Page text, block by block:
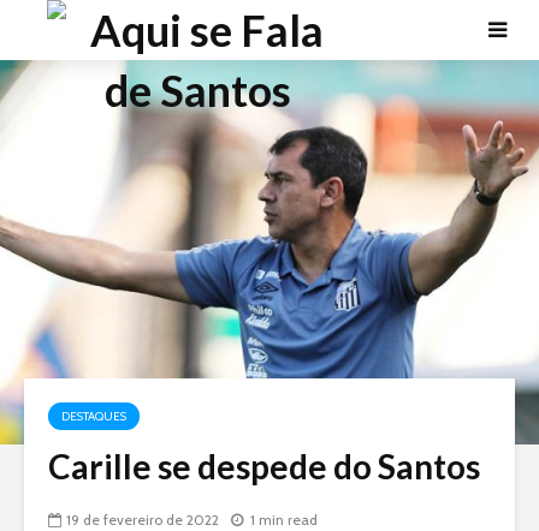
DESTAQUES
Carille se despede do Santos
19 de fevereiro de 2022 1 min read